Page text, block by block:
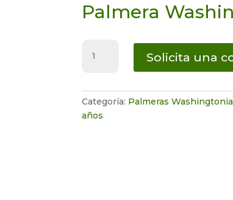
Palmera
Washingtonia
Solicita una
Categoría: Palmeras Washingtonia
años